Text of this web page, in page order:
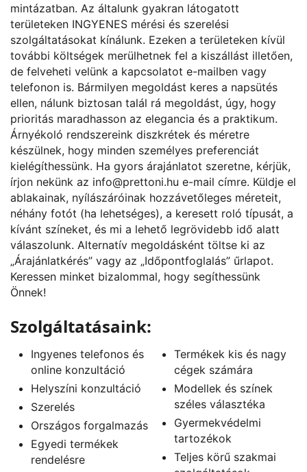
mintázatban. Az általunk gyakran látogatott
területeken INGYENES mérési és szerelési
szolgáltatásokat kínálunk. Ezeken a területeken kívül
további költségek merülhetnek fel a kiszállást illetően,
de felveheti velünk a kapcsolatot e-mailben vagy
telefonon is. Bármilyen megoldást keres a napsütés
ellen, nálunk biztosan talál rá megoldást, úgy, hogy
prioritás maradhasson az elegancia és a praktikum.
Árnyékoló rendszereink diszkrétek és méretre
készülnek, hogy minden személyes preferenciát
kielégíthessünk. Ha gyors árajánlatot szeretne, kérjük,
írjon nekünk az info@prettoni.hu e-mail címre. Küldje el
ablakainak, nyílászáróinak hozzávetőleges méreteit,
néhány fotót (ha lehetséges), a keresett roló típusát, a
kívánt színeket, és mi a lehető legrövidebb idő alatt
válaszolunk. Alternatív megoldásként töltse ki az
„Árajánlatkérés” vagy az „Időpontfoglalás” űrlapot.
Keressen minket bizalommal, hogy segíthessünk
Önnek!
Szolgáltatásaink:
Ingyenes telefonos és
online konzultáció
Helyszíni konzultáció
Szerelés
Országos forgalmazás
Egyedi termékek
rendelésre
Termékek kis és nagy
cégek számára
Modellek és színek
széles választéka
Gyermekvédelmi
tartozékok
Teljes körű szakmai